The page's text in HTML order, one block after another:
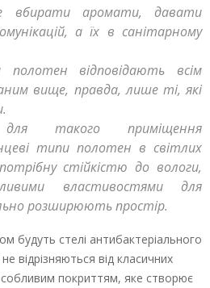
вбирати аромати, давати
а їх в санітарному
відповідають всім
вище, правда, лише ті, які
такого приміщення
типи полотен в світлих
стійкістю до вологи,
властивостями для
розширюють простір.
будуть стелі антибактеріального
відрізняються від класичних
покриттям, яке створює